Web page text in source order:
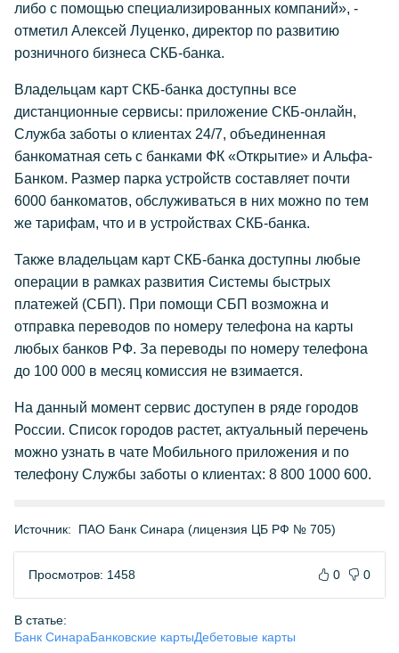
либо с помощью специализированных компаний», -
отметил Алексей Луценко, директор по развитию
розничного бизнеса СКБ-банка.
Владельцам карт СКБ-банка доступны все
дистанционные сервисы: приложение СКБ-онлайн,
Служба заботы о клиентах 24/7, объединенная
банкоматная сеть с банками ФК «Открытие» и Альфа-
Банком. Размер парка устройств составляет почти
6000 банкоматов, обслуживаться в них можно по тем
же тарифам, что и в устройствах СКБ-банка.
Также владельцам карт СКБ-банка доступны любые
операции в рамках развития Системы быстрых
платежей (СБП). При помощи СБП возможна и
отправка переводов по номеру телефона на карты
любых банков РФ. За переводы по номеру телефона
до 100 000 в месяц комиссия не взимается.
На данный момент сервис доступен в ряде городов
России. Список городов растет, актуальный перечень
можно узнать в чате Мобильного приложения и по
телефону Службы заботы о клиентах: 8 800 1000 600.
Источник: ПАО Банк Синара (лицензия ЦБ РФ № 705)
Просмотров: 1458 0 0
В статье:
Банк СинараБанковские картыДебетовые карты